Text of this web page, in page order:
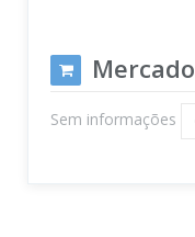
Mercado
Sem informações